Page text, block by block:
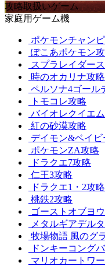
攻略取扱いゲーム
家庭用ゲーム機
ポケモンチャン
ぽこあポケモン
スプラレイダー
時のオカリナ攻略
ペルソナ4ゴール
トモコレ攻略
バイオレクイエ
紅の砂漠攻略
デイモン&ベイビ
ポケモンZA攻略
ドラクエ7攻略
仁王3攻略
ドラクエ1・2攻略
桃鉄2攻略
ゴーストオブヨ
メタルギアデル
牧場物語 風のグ
ドンキーコング
マリオカートワ